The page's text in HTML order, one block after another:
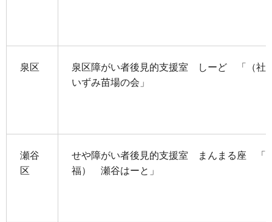
泉区
泉区障がい者後見的支援室 しーど 「（
いずみ苗場の会」
瀬谷
区
せや障がい者後見的支援室 まんまる座 「
福） 瀬谷はーと」